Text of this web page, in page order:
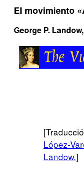
El movimiento
George P. Landow
López-
Landow.]